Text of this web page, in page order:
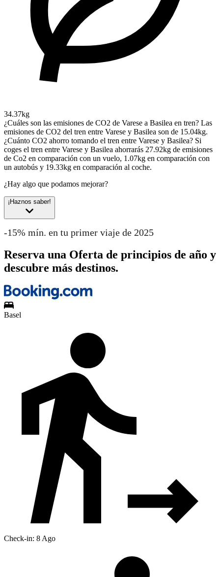
34.37kg
¿Cuáles son las emisiones de CO2 de Varese a Basilea en tren? Las
emisiones de CO2 del tren entre Varese y Basilea son de 15.04kg.
¿Cuánto CO2 ahorro tomando el tren entre Varese y Basilea? Si
coges el tren entre Varese y Basilea ahorrarás 27.92kg de emisiones
de Co2 en comparación con un vuelo, 1.07kg en comparación con
un autobús y 19.33kg en comparación al coche.
¿Hay algo que podamos mejorar?
¡Haznos saber!
-15% mín. en tu primer viaje de 2025
Reserva una Oferta de principios de año y
descubre más destinos.
Basel
Check-in: 8 Ago